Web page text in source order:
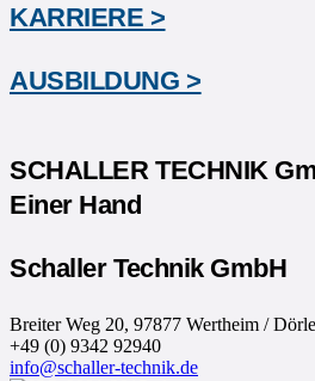
KARRIERE >
AUSBILDUNG >
SCHALLER TECHNIK
Einer Hand
Schaller Technik GmbH
Breiter Weg 20, 97877 Wertheim /
+49 (0) 9342 92940
info@schaller-technik.de